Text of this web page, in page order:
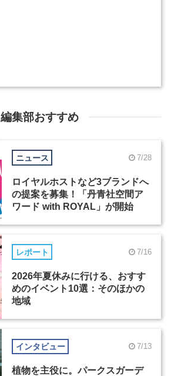
編集部おすすめ
ニュース 7/28
ロイヤルホストなど3ブランドへ
の提案を募集！「丹青社空間ア
ワード with ROYAL」が開始
レポート 7/16
2026年夏休みに行ける、おすす
めのイベント10選：そのほかの
地域
インタビュー 7/13
植物を主役に。パークスガーデ